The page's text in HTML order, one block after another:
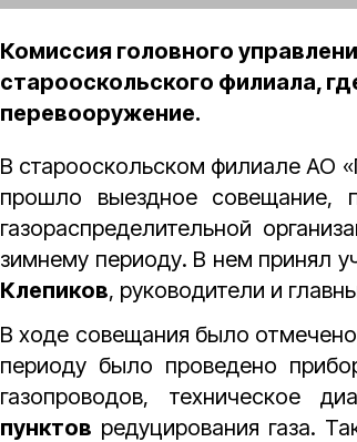
Комиссия головного
старооскольского филиала,
перевооружение.
В старооскольском филиале АО
прошло выездное совещание,
газораспределительной
зимнему периоду. В нем принял
Клепиков, руководители и
В ходе совещания было
периоду было проведено
газопроводов, техническое
пунктов редуцирования газа.